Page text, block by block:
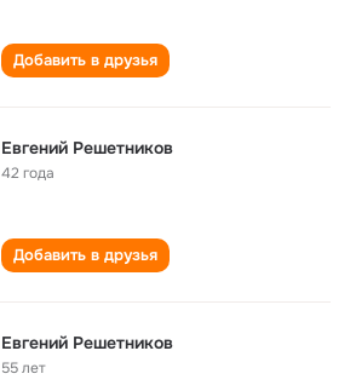
Добавить в друзья
Евгений Решетников
42 года
Добавить в друзья
Евгений Решетников
55 лет